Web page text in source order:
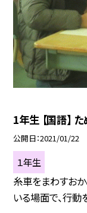
1年生 【国語】
公開日 2021/01/22
１年生
糸車をまわすお
いる場面で、行動